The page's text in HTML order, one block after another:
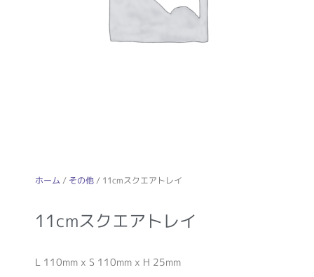
ホーム / その他/ 11cmスクエアトレイ
11cmスクエアトレイ
L 110mm x S 110mm x H 25mm